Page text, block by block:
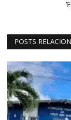
POSTS